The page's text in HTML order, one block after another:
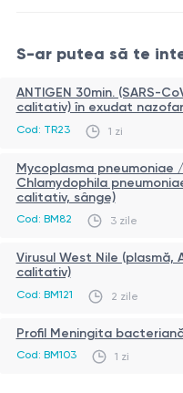
S-ar putea să te
ANTIGEN 30min. (SARS-
calitativ) în exudat
Cod: TR23 1 zi
Mycoplasma pneumoniae /
Chlamydophila
calitativ, sânge)
Cod: BM82 3 zile
Virusul West Nile (plasmă,
calitativ)
Cod: BM121 2 zile
Profil Meningita
Cod: BM103 1 zi